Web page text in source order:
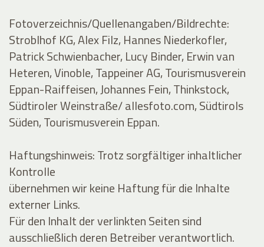
Fotoverzeichnis/Quellenangaben/Bildrechte:
Stroblhof KG, Alex Filz, Hannes Niederkofler,
Patrick Schwienbacher, Lucy Binder, Erwin van
Heteren, Vinoble, Tappeiner AG, Tourismusverein
Eppan-Raiffeisen, Johannes Fein, Thinkstock,
Südtiroler Weinstraße/ allesfoto.com, Südtirols
Süden, Tourismusverein Eppan.
Haftungshinweis: Trotz sorgfältiger inhaltlicher
Kontrolle
übernehmen wir keine Haftung für die Inhalte
externer Links.
Für den Inhalt der verlinkten Seiten sind
ausschließlich deren Betreiber verantwortlich.